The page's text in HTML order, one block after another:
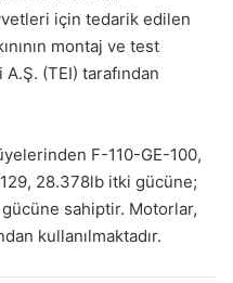
için tedarik edilen
montaj ve test
(TEI) tarafından
F-110-GE-100,
28.378lb itki gücüne;
sahiptir. Motorlar,
kullanılmaktadır.